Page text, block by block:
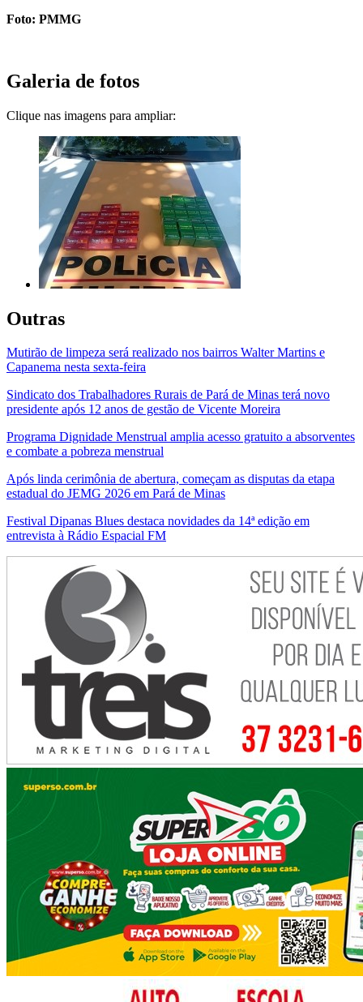
Foto: PMMG
Galeria de fotos
Clique nas imagens para ampliar:
Outras
Mutirão de limpeza será realizado nos bairros Walter Martins e
Capanema nesta sexta-feira
Sindicato dos Trabalhadores Rurais de Pará de Minas terá novo
presidente após 12 anos de gestão de Vicente Moreira
Programa Dignidade Menstrual amplia acesso gratuito a absorventes
e combate a pobreza menstrual
Após linda cerimônia de abertura, começam as disputas da etapa
estadual do JEMG 2026 em Pará de Minas
Festival Dipanas Blues destaca novidades da 14ª edição em
entrevista à Rádio Espacial FM